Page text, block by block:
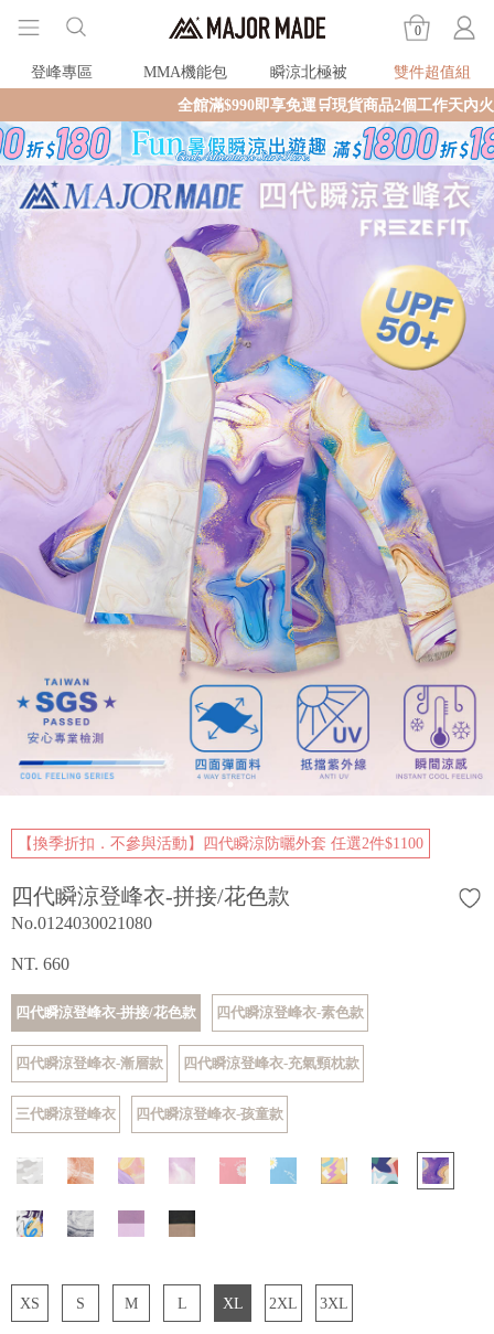
0
登峰專區 MMA機能包 瞬涼北極被
雙件超值組
全館滿$990即享免運🛒現貨商品2個工作天內火速寄出🚚滿額再送
【換季折扣．不參與活動】四代瞬涼防曬外套 任選2件$1100
四代瞬涼登峰衣-拼接/花色款
No.0124030021080
NT. 660
四代瞬涼登峰衣-拼接/花色款 四代瞬涼登峰衣-素色款
四代瞬涼登峰衣-漸層款 四代瞬涼登峰衣-充氣頸枕款
三代瞬涼登峰衣 四代瞬涼登峰衣-孩童款
XS S M L XL 2XL 3XL